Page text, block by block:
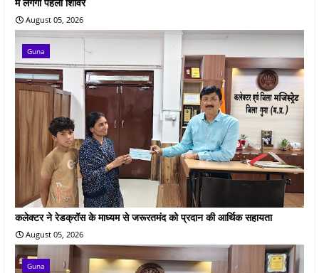
August 05, 2026
Guna
कलेक्टर ने रेडक्रॉस के माध्यम से जरूरतमंद को प्रदान की आर्थिक सहायता
August 05, 2026
Guna